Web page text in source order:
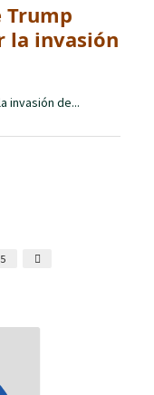
Trump
la invasión
invasión de...
5